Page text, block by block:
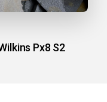
Px8 S2